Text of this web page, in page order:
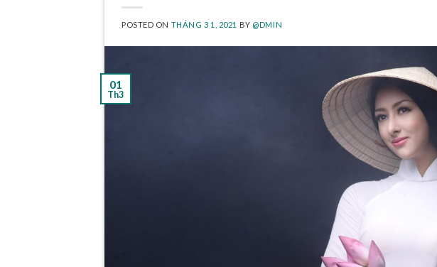
POSTED ON THÁNG 3 1, 2021 BY @DMIN
01
Th3